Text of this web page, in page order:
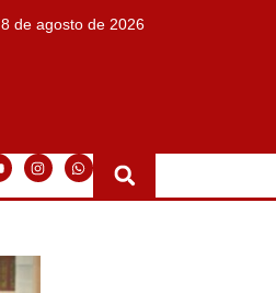
8 de agosto de 2026